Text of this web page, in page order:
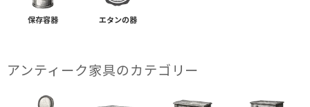
保存容器 エタンの器
アンティーク家具の​カテゴリー